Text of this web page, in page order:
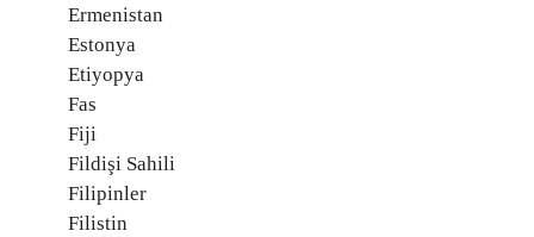
Ermenistan
Estonya
Etiyopya
Fas
Fiji
Fildişi Sahili
Filipinler
Filistin